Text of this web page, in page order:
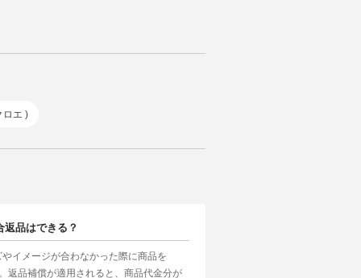
ロエ )
品はできる？
イメージが合わなかった際に商品を
返品補償が適用されると、商品代金分が